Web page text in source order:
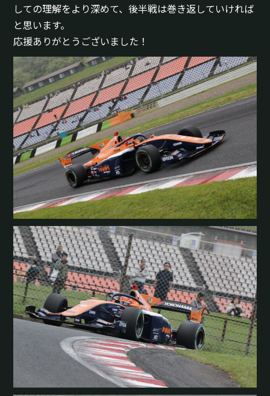
しての理解をより深めて、後半戦は巻き返していければ
と思います。
応援ありがとうございました！